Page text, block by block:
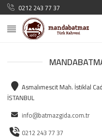
0212 243 77 37
Asmalımescit Mah. İstiklal
İSTANBUL
info@batmazgida.com.tr
0212 243 77 37